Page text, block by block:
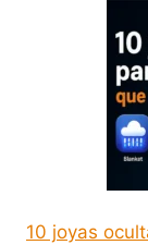
10 joyas